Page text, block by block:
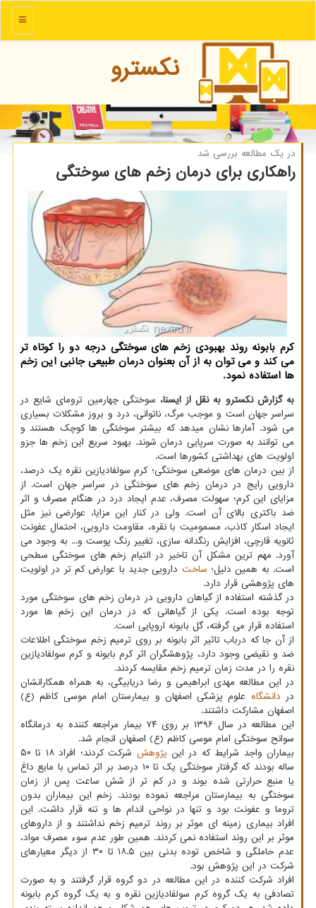
منو
نكسترو
در یك مطالعه بررسی شد
راهكاری برای درمان زخم های سوختگی
كرم بابونه روند بهبودی زخم های سوختگی درجه دو را كوتاه تر
می كند و می توان به از آن بعنوان درمان طبیعی جانبی این زخم
ها استفاده نمود.
به گزارش نکسترو به نقل از ایسنا، سوختگی چهارمین ترومای شایع در
سراسر جهان است و موجب مرگ، ناتوانی، درد و بروز مشکلات بسیاری
می شود. آمارها نشان میدهد که بیشتر سوختگی ها کوچک هستند و
می توانند به صورت سرپایی درمان شوند. بهبود سریع این زخم ها جزو
اولویت های بهداشتی کشورها است.
از بین درمان های موضعی سوختگی؛ کرم سولفادیازین نقره یک درصد،
دارویی رایج در درمان زخم های سوختگی در سراسر جهان است. از
مزایای این کرم؛ سهولت مصرف، عدم ایجاد درد در هنگام مصرف و اثر
ضد باکتری بالای آن است. ولی در کنار این مزایا، عوارضی نیز مثل
ایجاد اسکار کاذب، مسمومیت با نقره، مقاومت دارویی، احتمال عفونت
ثانویه قارچی، افزایش رنگدانه سازی، تغییر رنگ پوست و... به وجود می
آورد. مهم ترین مشکل آن تاخیر در التیام زخم های سوختگی سطحی
است. به همین دلیل؛ ساخت دارویی جدید با عوارض کم تر در اولویت
های پژوهشی قرار دارد.
در گذشته استفاده از گیاهان دارویی در درمان زخم های سوختگی مورد
توجه بوده است. یکی از گیاهانی که در درمان این زخم ها مورد
استفاده قرار می گرفته، گل بابونه اروپایی است.
از آن جا که درباب تاثیر اثر بابونه بر روی ترمیم زخم سوختگی اطلاعات
ضد و نقیضی وجود دارد، پژوهشگران اثر کرم بابونه و کرم سولفادیازین
نقره را در مدت زمان ترمیم زخم مقایسه کردند.
در این مطالعه مهدی ابراهیمی و رضا دریابیگی، به همراه همکارانشان
در دانشگاه علوم پزشکی اصفهان و بیمارستان امام موسی کاظم (ع)
اصفهان مشارکت داشتند.
این مطالعه در سال ۱۳۹۶ بر روی ۷۴ بیمار مراجعه کننده به درمانگاه
سوانح سوختگی امام موسی کاظم (ع) اصفهان انجام شد.
بیماران واجد شرایط که در این پژوهش
شرکت کردند؛ افراد ۱۸ تا ۵۰
ساله بودند که گرفتار سوختگی یک تا ۱۰ درصد بر اثر تماس با مایع داغ
یا منبع حرارتی شده بوند و در کم تر از شش ساعت پس از زمان
سوختگی به بیمارستان مراجعه نموده بودند. زخم این بیماران بدون
تروما و عفونت بود و تنها در نواحی اندام ها و تنه قرار داشت. این
افراد بیماری زمینه ای موثر بر روند ترمیم زخم نداشتند و از داروهای
موثر بر این روند استفاده نمی کردند. همین طور عدم سوء مصرف مواد،
عدم حاملگی و شاخص توده بدنی بین ۱۸.۵ تا ۳۰ از دیگر معیارهای
شرکت در این پژوهش بود.
افراد شرکت کننده در این مطالعه در دو گروه قرار گرفتند و به صورت
تصادفی به یک گروه کرم سولفادیازین نقره و به یک گروه کرم بابونه